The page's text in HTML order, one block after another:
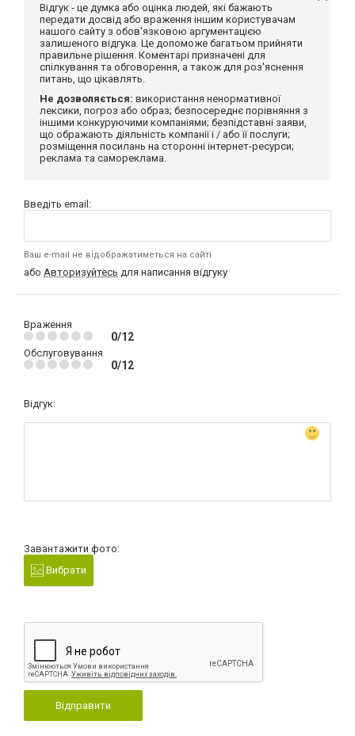
Відгук - це думка або оцінка людей, які бажають
передати досвід або враження іншим користувачам
нашого сайту з обов'язковою аргументацією
залишеного відгука. Це допоможе багатьом прийняти
правильне рішення. Коментарі призначені для
спілкування та обговорення, а також для роз'яснення
питань, що цікавлять.
Не дозволяється: використання ненормативної
лексики, погроз або образ; безпосереднє порівняння з
іншими конкуруючими компаніями; безпідставні заяви,
що ображають діяльність компанії і / або її послуги;
розміщення посилань на сторонні інтернет-ресурси;
реклама та самореклама.
Введіть email:
Ваш e-mail не відображатиметься на сайті
або Авторизуйтесь для написання відгуку
Враження
0/12
Обслуговування
0/12
Відгук:
Завантажити фото:
Вибрати
Відправити